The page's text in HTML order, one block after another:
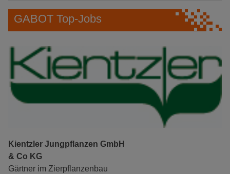
GABOT Top-Jobs
Kientzler Jungpflanzen GmbH
& Co KG
Gärtner im Zierpflanzenbau